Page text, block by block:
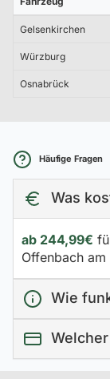
Gelsenkirchen
Würzburg
Osnabrück
Häufige Fragen
Was
ab 244,99€
Offenbach am
Wie